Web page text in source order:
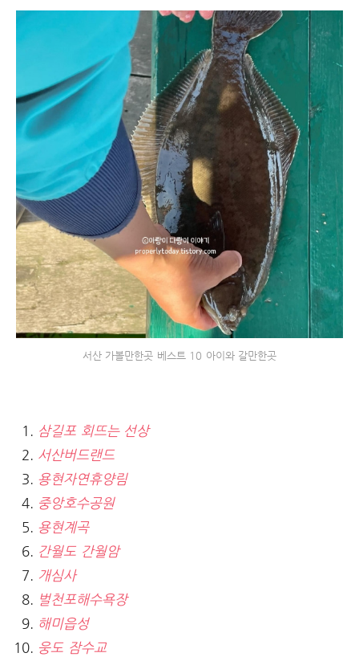
서산 가볼만한곳 베스트 10 아이와 갈만한곳
삼길포 회뜨는 선상
서산버드랜드
용현자연휴양림
중앙호수공원
용현계곡
간월도 간월암
개심사
벌천포해수욕장
해미읍성
웅도 잠수교